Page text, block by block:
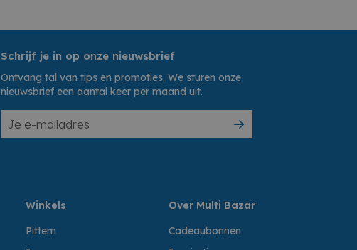
Schrijf je in op onze nieuwsbrief
Ontvang tal van tips en promoties. We sturen onze
nieuwsbrief een aantal keer per maand uit.
Winkels
Pittem
Over Multi Bazar
Cadeaubonnen